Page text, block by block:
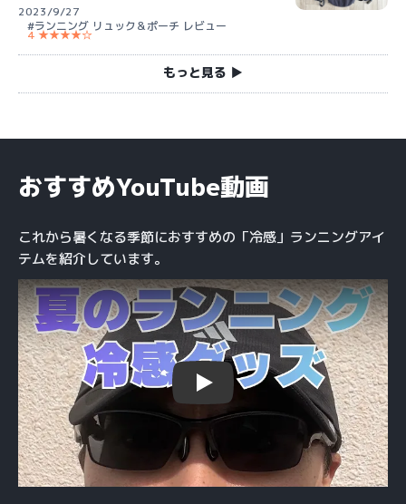
2023/9/27
#ランニング リュック＆ポーチ レビュー
4 ★★★★☆
もっと見る ▶︎
おすすめYouTube動画
これから暑くなる季節におすすめの「冷感」ランニングアイ
テムを紹介しています。
Play